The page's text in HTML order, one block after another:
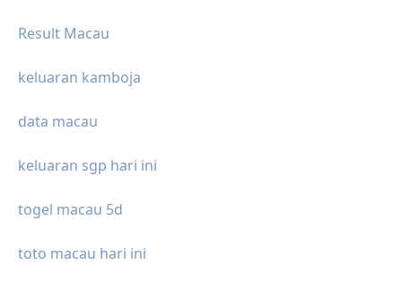
Result Macau
keluaran kamboja
data macau
keluaran sgp hari ini
togel macau 5d
toto macau hari ini